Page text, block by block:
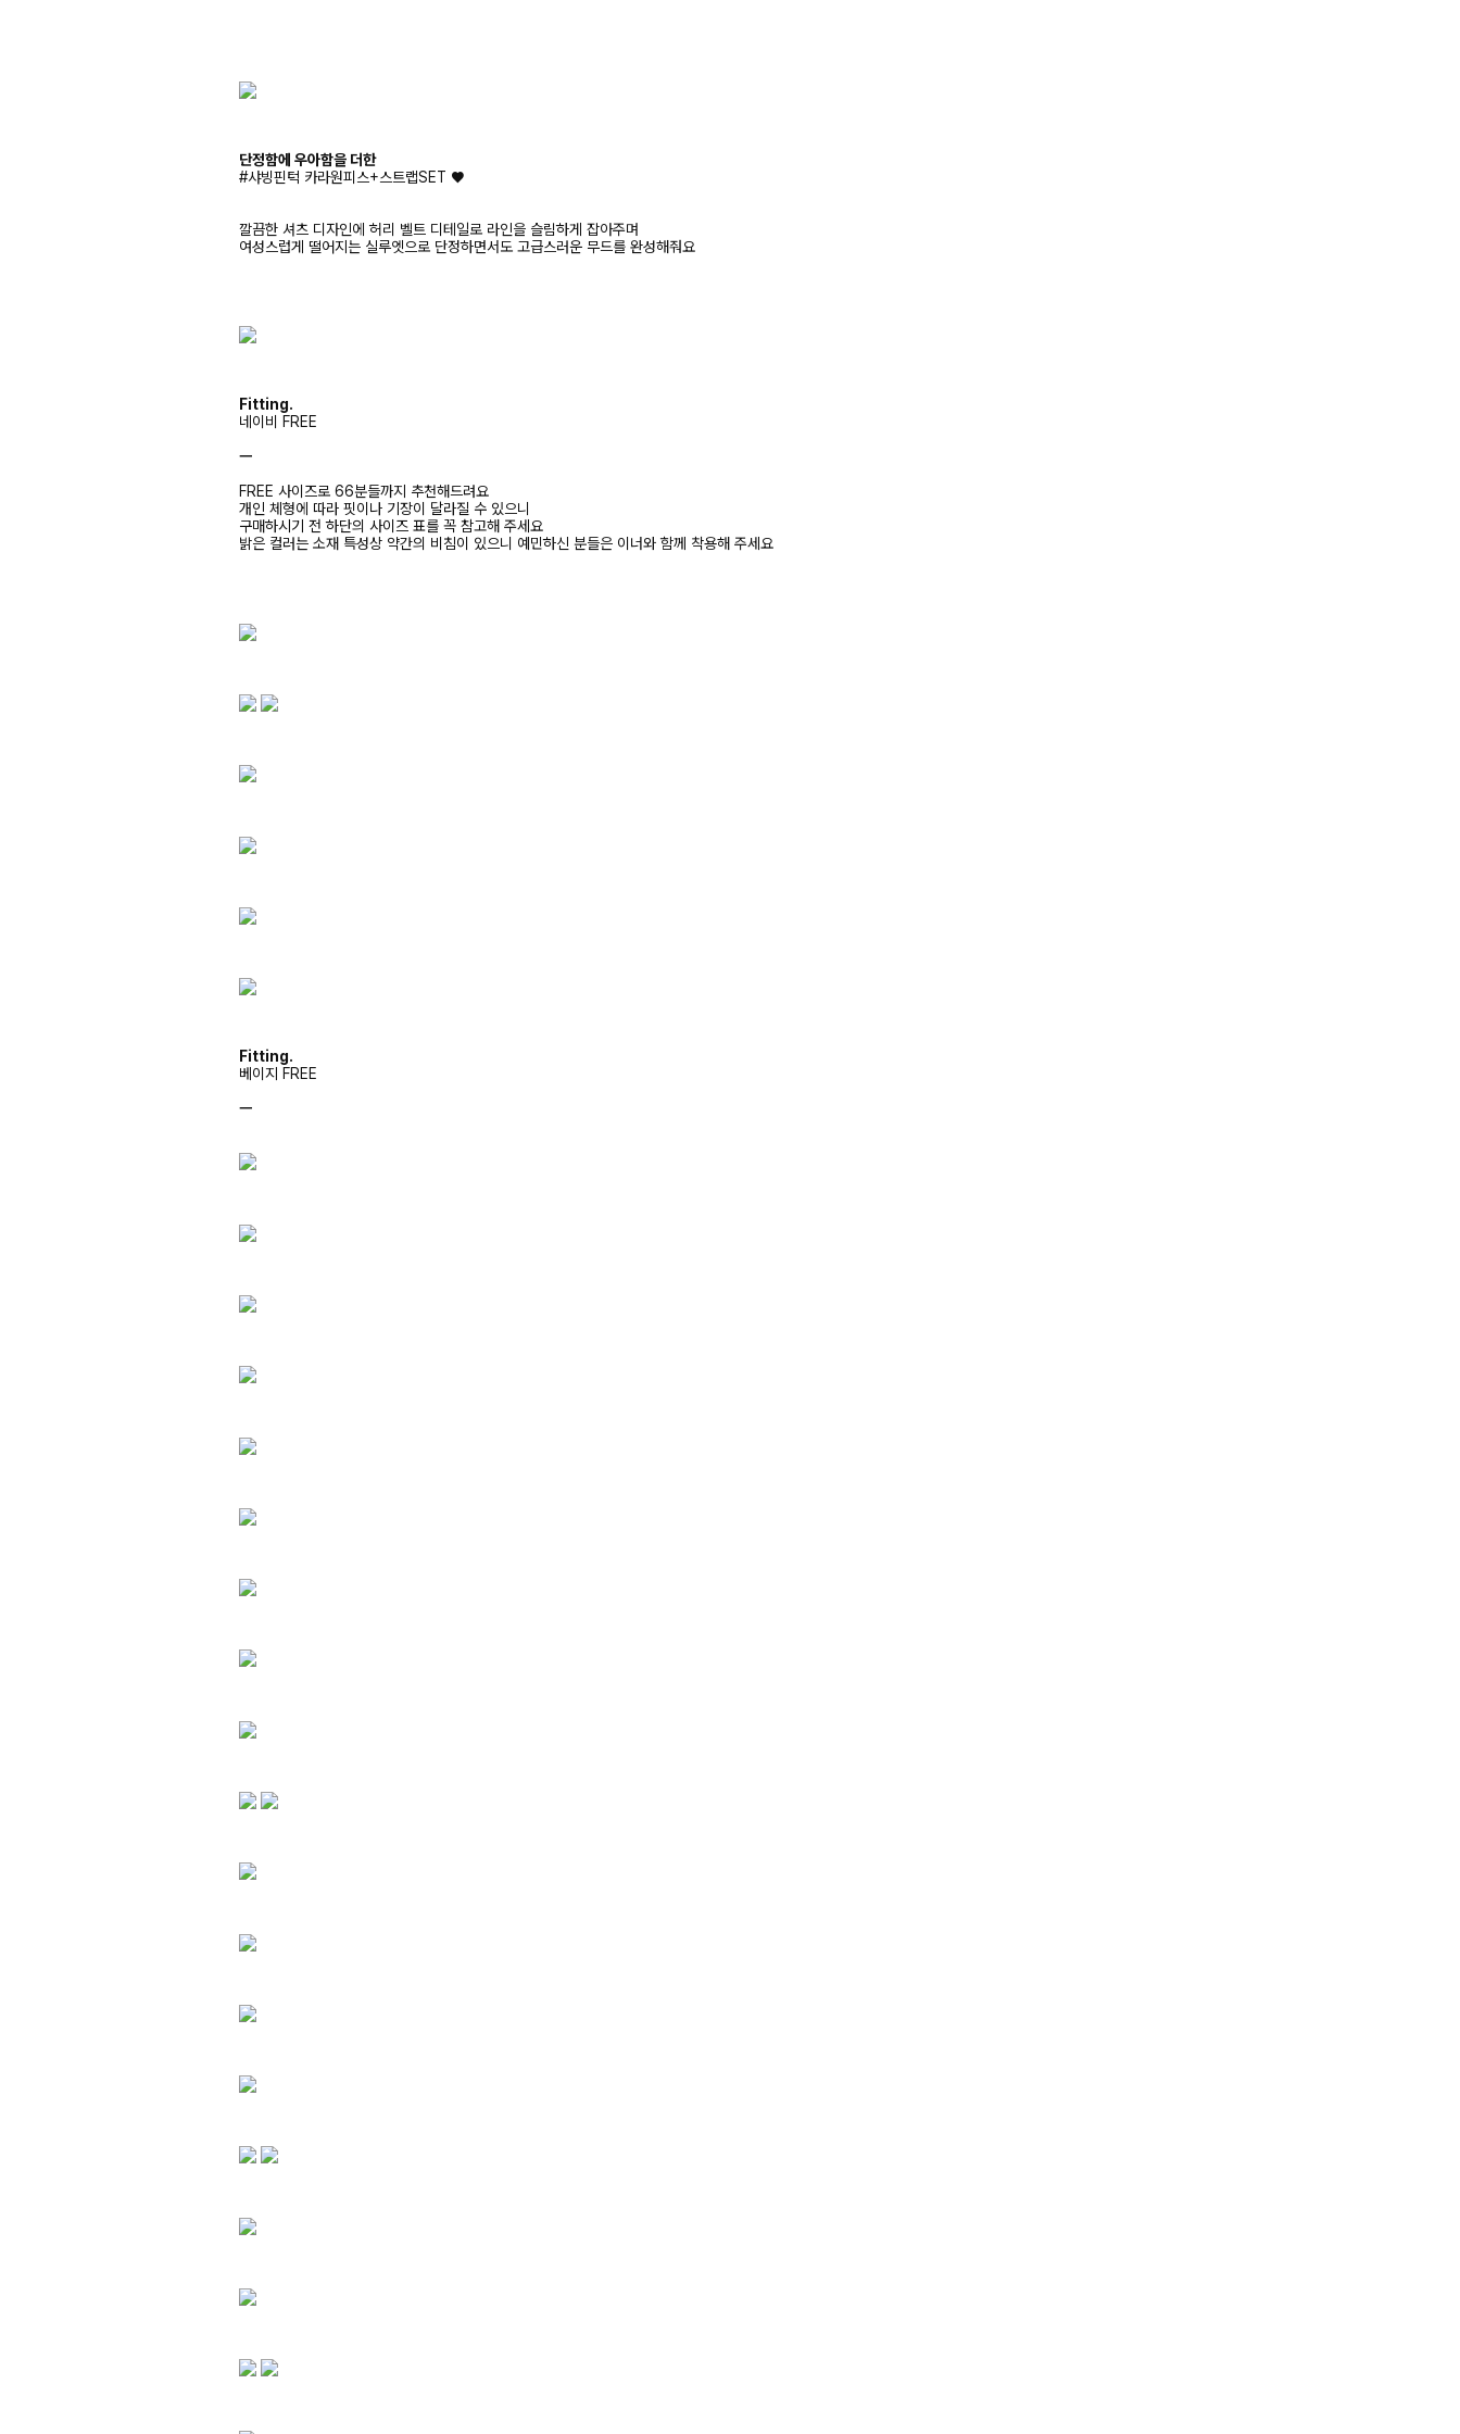
단정함에 우아함을 더한
#샤빙핀턱 카라원피스+스트랩SET ♥
깔끔한 셔츠 디자인에 허리 벨트 디테일로 라인을 슬림하게 잡아주며
여성스럽게 떨어지는 실루엣으로 단정하면서도 고급스러운 무드를 완성해줘요
Fitting.
네이비 FREE
ㅡ
FREE 사이즈로 66분들까지 추천해드려요
개인 체형에 따라 핏이나 기장이 달라질 수 있으니
구매하시기 전 하단의 사이즈 표를 꼭 참고해 주세요
밝은 컬러는 소재 특성상 약간의 비침이 있으니 예민하신 분들은 이너와 함께 착용해 주세요
Fitting.
베이지 FREE
ㅡ